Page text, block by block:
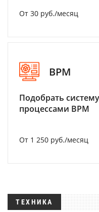
От 30 руб./месяц
BPM
Подобрать
процессами BPM
От 1 250 руб./месяц
ТЕХНИКА